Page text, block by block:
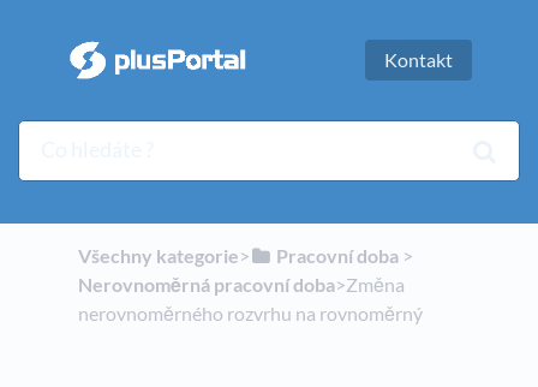
Kontakt
Všechny kategorie​>​ ​Pracovní doba ​ > ​
Nerovnoměrná pracovní doba​>​ Změna
nerovnoměrného rozvrhu na rovnoměrný